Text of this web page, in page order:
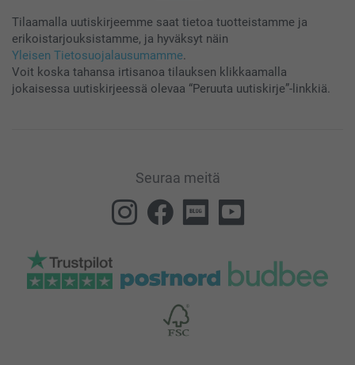
Tilaamalla uutiskirjeemme saat tietoa tuotteistamme ja
erikoistarjouksistamme, ja hyväksyt näin
Yleisen Tietosuojalausumamme.
Voit koska tahansa irtisanoa tilauksen klikkaamalla
jokaisessa uutiskirjeessä olevaa “Peruuta uutiskirje”-linkkiä.
Seuraa meitä